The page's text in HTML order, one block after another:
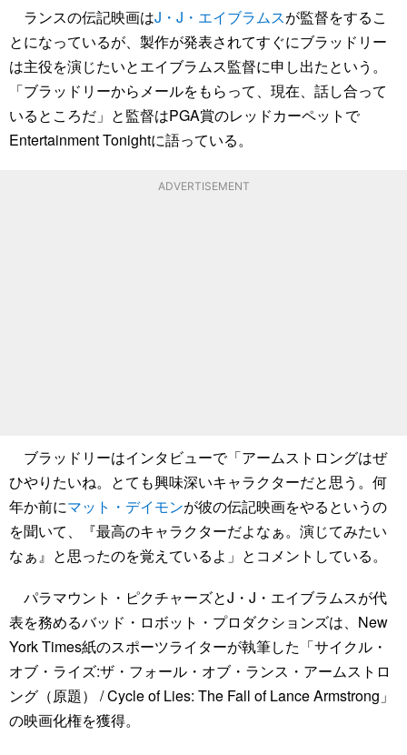
ランスの伝記映画はJ・J・エイブラムスが監督をするこ
とになっているが、製作が発表されてすぐにブラッドリー
は主役を演じたいとエイブラムス監督に申し出たという。
「ブラッドリーからメールをもらって、現在、話し合って
いるところだ」と監督はPGA賞のレッドカーペットで
Entertainment Tonightに語っている。
ADVERTISEMENT
ブラッドリーはインタビューで「アームストロングはぜ
ひやりたいね。とても興味深いキャラクターだと思う。何
年か前にマット・デイモンが彼の伝記映画をやるというの
を聞いて、『最高のキャラクターだよなぁ。演じてみたい
なぁ』と思ったのを覚えているよ」とコメントしている。
パラマウント・ピクチャーズとJ・J・エイブラムスが代
表を務めるバッド・ロボット・プロダクションズは、New
York Times紙のスポーツライターが執筆した「サイクル・
オブ・ライズ:ザ・フォール・オブ・ランス・アームストロ
ング（原題） / Cycle of Lies: The Fall of Lance Armstrong」
の映画化権を獲得。